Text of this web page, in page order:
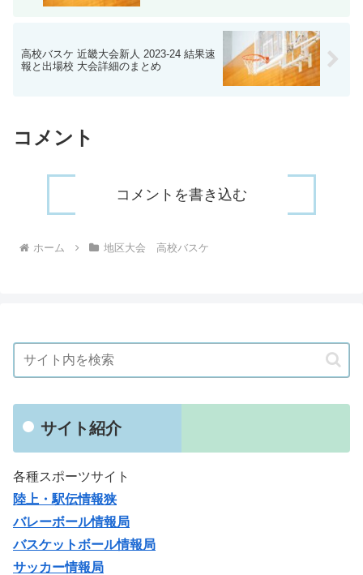
高校バスケ 近畿大会新人 2023-24 結果速
報と出場校 大会詳細のまとめ
コメント
コメントを書き込む
ホーム 地区大会 高校バスケ
サイト紹介
各種スポーツサイト
陸上・駅伝情報狭
バレーボール情報局
バスケットボール情報局
サッカー情報局